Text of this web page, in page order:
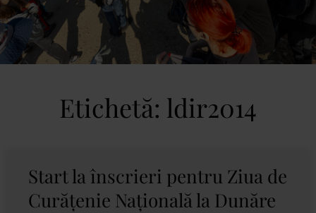
Etichetă: ldir2014
Start la înscrieri pentru Ziua de
Curățenie Națională la Dunăre